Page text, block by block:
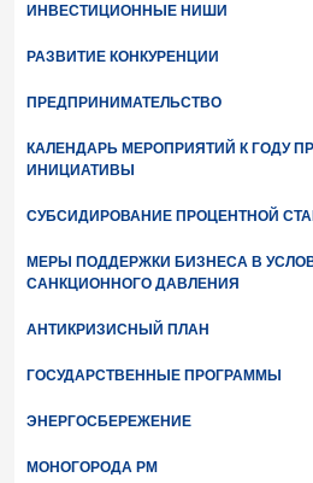
ИНВЕСТИЦИОННЫЕ НИШИ
РАЗВИТИЕ КОНКУРЕНЦИИ
ПРЕДПРИНИМАТЕЛЬСТВО
КАЛЕНДАРЬ МЕРОПРИЯТИЙ К ГОДУ
ИНИЦИАТИВЫ
СУБСИДИРОВАНИЕ ПРОЦЕНТНОЙ
МЕРЫ ПОДДЕРЖКИ БИЗНЕСА В
САНКЦИОННОГО ДАВЛЕНИЯ
АНТИКРИЗИСНЫЙ ПЛАН
ГОСУДАРСТВЕННЫЕ ПРОГРАММЫ
ЭНЕРГОСБЕРЕЖЕНИЕ
МОНОГОРОДА РМ